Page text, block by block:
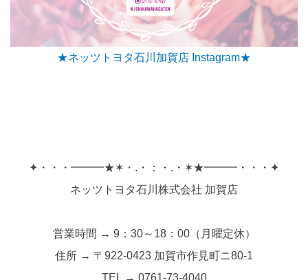
★ネッツトヨタ石川加賀店 Instagram★
✦・・・━━━★✶・.・：・.・✶★━━━・・・✦
ネッツトヨタ石川株式会社 加賀店
営業時間 → 9：30～18：00（月曜定休）
住所 → 〒922-0423 加賀市作見町ニ80-1